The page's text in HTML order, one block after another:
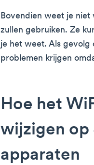
Bovendien weet je niet
zullen gebruiken. Ze
je het weet. Als gevolg
problemen krijgen
Hoe het
wijzigen op
apparaten